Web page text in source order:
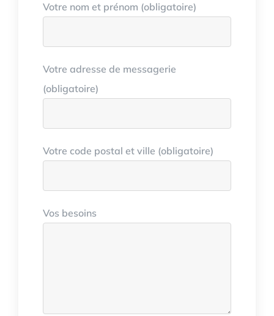
Votre nom et prénom (obligatoire)
Votre adresse de messagerie
(obligatoire)
Votre code postal et ville (obligatoire)
Vos besoins